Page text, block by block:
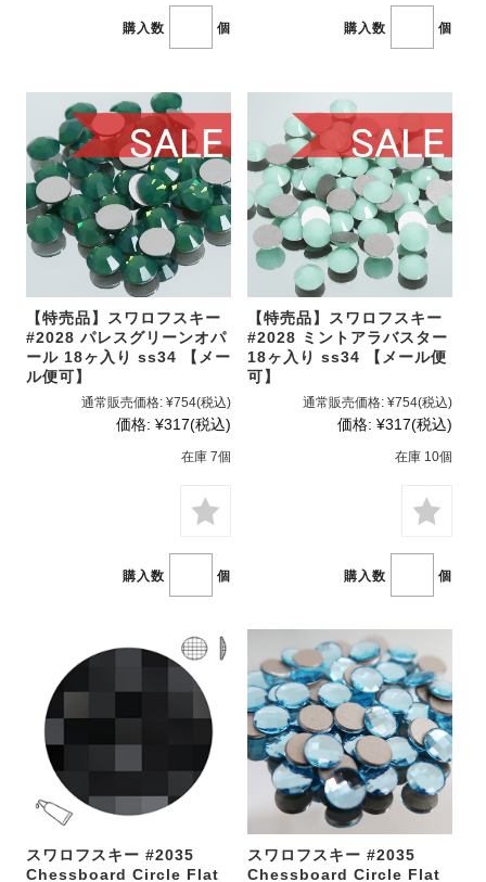
購入数 個 購入数 個
【特売品】スワロフスキー
#2028 パレスグリーンオパ
ール 18ヶ入り ss34 【メー
ル便可】
通常販売価格: ¥754(税込)
価格: ¥317(税込)
在庫 7個
購入数 個
【特売品】スワロフスキー
#2028 ミントアラバスター
18ヶ入り ss34 【メール便
可】
通常販売価格: ¥754(税込)
価格: ¥317(税込)
在庫 10個
購入数 個
スワロフスキー #2035
Chessboard Circle Flat
スワロフスキー #2035
Chessboard Circle Flat